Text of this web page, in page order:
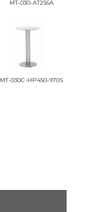
MT-030-AT256A
MT-030C-HP450-970S